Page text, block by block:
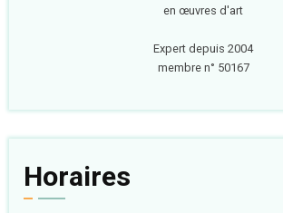
en œuvres d'art
Expert depuis 2004
membre n° 50167
Horaires